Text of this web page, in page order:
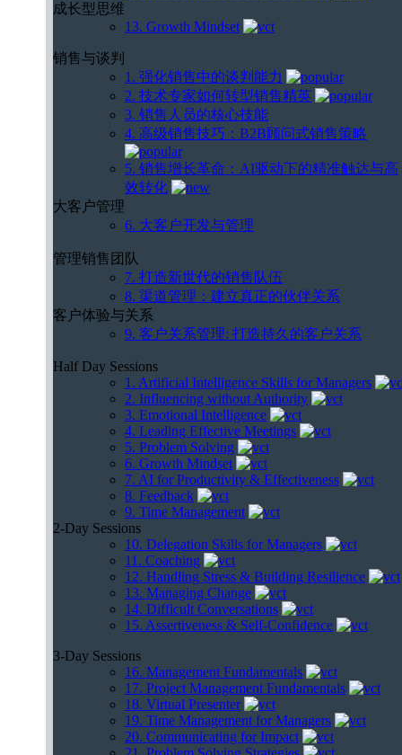
成长型思维
13. Growth Mindset
销售与谈判
1. 强化销售中的谈判能力
2. 技术专家如何转型销售精英
3. 销售人员的核心技能
4. 高级销售技巧：B2B顾问式销售策略
5. 销售增长革命：AI驱动下的精准触达与高
效转化
大客户管理
6. 大客户开发与管理
管理销售团队
7. 打造新世代的销售队伍
8. 渠道管理：建立真正的伙伴关系
客户体验与关系
9. 客户关系管理: 打造持久的客户关系
Half Day Sessions
1. Artificial Intelligence Skills for Managers
2. Influencing without Authority
3. Emotional Intelligence
4. Leading Effective Meetings
5. Problem Solving
6. Growth Mindset
7. AI for Productivity & Effectiveness
8. Feedback
9. Time Management
2-Day Sessions
10. Delegation Skills for Managers
11. Coaching
12. Handling Stress & Building Resilience
13. Managing Change
14. Difficult Conversations
15. Assertiveness & Self-Confidence
3-Day Sessions
16. Management Fundamentals
17. Project Management Fundamentals
18. Virtual Presenter
19. Time Management for Managers
20. Communicating for Impact